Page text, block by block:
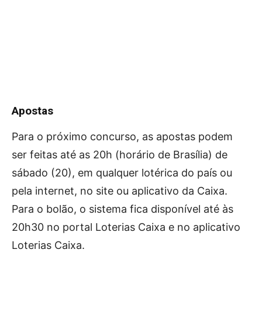
Apostas
Para o próximo concurso, as apostas podem
ser feitas até as 20h (horário de Brasília) de
sábado (20), em qualquer lotérica do país ou
pela internet, no site ou aplicativo da Caixa.
Para o bolão, o sistema fica disponível até às
20h30 no portal Loterias Caixa e no aplicativo
Loterias Caixa.